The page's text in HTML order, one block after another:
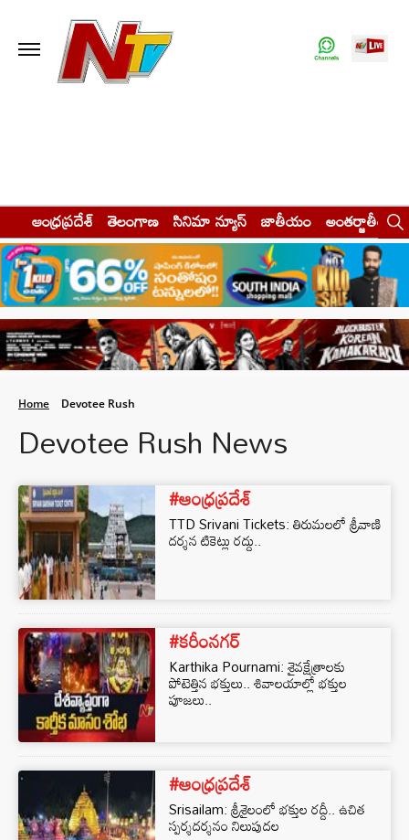
ఆంధ్రప్రదేశ్ తెలంగాణ సినిమా న్యూస్ జాతీయం అంతర్జాతీయం
Home Devotee Rush
Devotee Rush News
#ఆంధ్రప్రదేశ్
TTD Srivani Tickets: తిరుమలలో శ్రీవాణి
దర్శన టికెట్లు రద్దు..
#కరీంనగర్
Karthika Pournami: శైవక్షేత్రాలకు
పోటెత్తిన భక్తులు.. శివాలయాల్లో భక్తుల
పూజలు..
#ఆంధ్రప్రదేశ్
Srisailam: శ్రీశైలంలో భక్తుల రద్దీ.. ఉచిత
స్పర్శదర్శనం నిలుపుదల